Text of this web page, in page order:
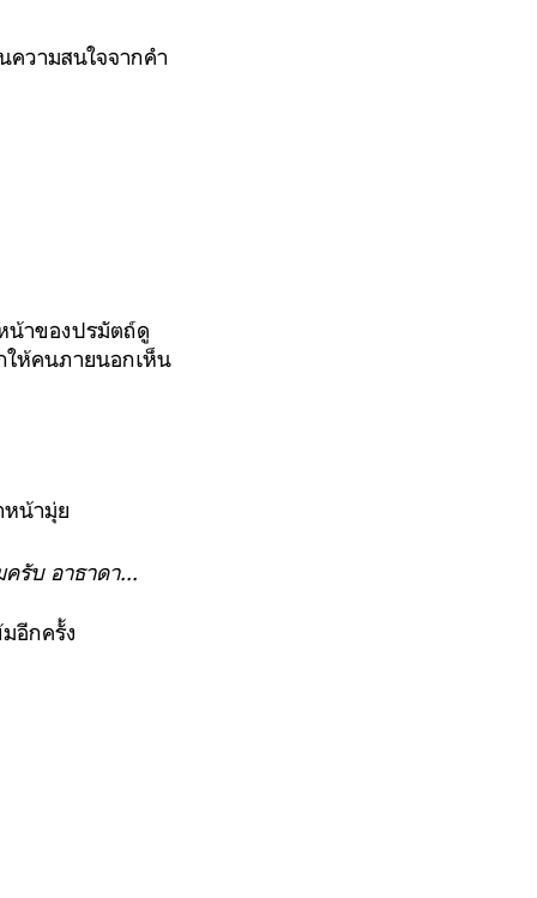
ความสนใจจากคำ
น้าของปรมัตถ์ดู
ให้คนภายนอกเห็น
หน้ามุ่ย
รับ อาธาดา...
อีกครั้ง